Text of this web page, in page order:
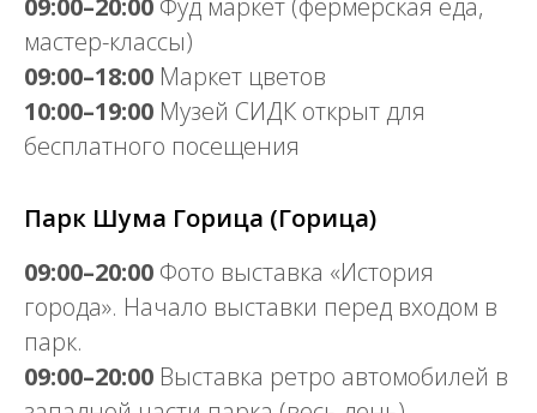
мастер-классы)
09:00–18:00 Маркет цветов
10:00–19:00 Музей СИДК открыт для
бесплатного посещения
Парк Шума Горица (Горица)
09:00–20:00 Фото выставка «История
города». Начало выставки перед входом в
парк.
09:00–20:00 Выставка ретро автомобилей в